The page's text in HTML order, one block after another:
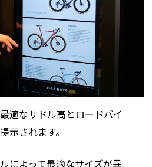
適なサドル高とロードバイ
示されます。
によって最適なサイズが異